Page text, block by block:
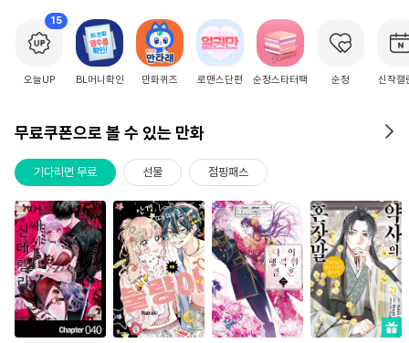
15
오늘UP BL머니확인 만화퀴즈 로맨스단편 순정스타터팩 순정 신작캘
무료쿠폰으로 볼 수 있는 만화
기다리면 무료 선물 점핑패스